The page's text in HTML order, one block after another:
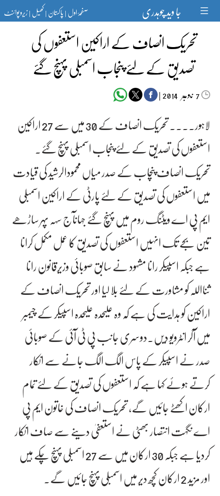
content جا وید چوہدری صفحۂ اول|پاکستان|کھیل|زیرو پوائنٹ
تحریک انصاف کے اراکین استعفوں کی
تصدیق کے لئے پنجاب اسمبلی پہنچ گئے
7‬‮نومبر‬‮ |
لاہور۔۔۔۔ تحریک انصاف کے 30 میں سے 27 اراکین
استعفوں کی تصدیق کے لئے پنجاب اسمبلی پہنچ گئے۔
تحریک انصاف پنچاب کے صدر میاں محمودالرشید کی قیادت
میں استعفوں کی تصدیق کے لئے پارٹی کے اراکین اسمبلی
ایم پی اے ویٹنگ روم میں پہنچ گئے جہاںآج سہہ پہر ساڑھے
تین بجے تک انہیں استعفوں کی تصدیق کا عمل مکمل کرانا
ہے جبکہ اسپیکر رانا مشہود نے سابق صوبائی وزیرقانون رانا
ثنااللہ کو مشاورت کے لئے بلا لیا اور تحریک انصاف کے
اراکین کو ہدایت کی ہے کہ وہ علیحدہ علیحدہ اسپیکر کے چیمبر
میں آکر انٹرویو دیں۔دوسری جانب پی ٹی آئی کے صوبائی
صدر نے اسپیکر کے پاس الگ الگ جانے سے انکار
کرتے ہوئے کہا ہے کہ استعفوں کی تصدیق کے لئے تمام
ارکان اکھٹے جائیں گے، تحریک انصاف کی خاتون ایم پی
اے نگہت انتصار بھٹی نے استعفیٰ دینے سے صاف انکار
کردیا ہے جبکہ 30 ارکان میں سے 27 اسمبلی پہنچ چکے ہیں
اور مزید 2 ارکان کچھ دیر میں اسمبلی پہنچ جائیں گے۔